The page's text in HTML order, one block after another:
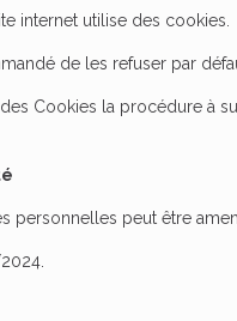
internet utilise des cookies.
de les refuser par
Cookies la procédure à
personnelles peut être